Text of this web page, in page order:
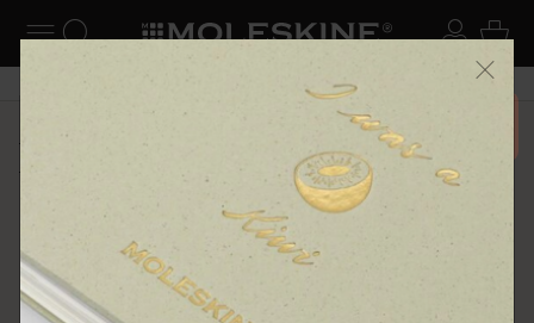
ナビゲーションの切替 ログ
検索 (キーワードなど) カ
6,500円以上のご購入で送料無料 メニ
ーを閉じる
ショップ
「Alice's Adventures in Wonderland」コレクション